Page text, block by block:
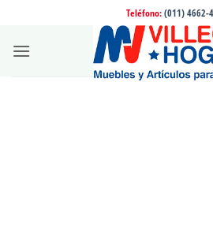
contenido
Teléfono: (011) 4662-